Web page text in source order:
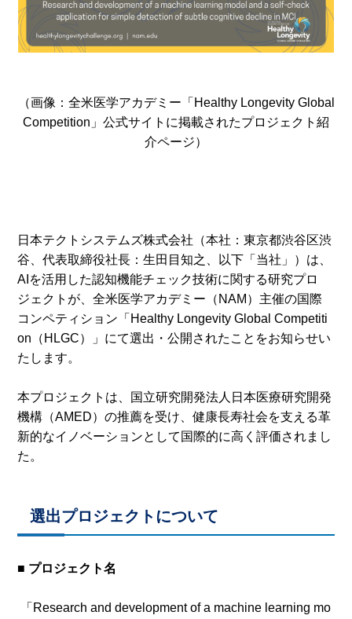
（画像：全米医学アカデミー「Healthy Longevity Global
Competition」公式サイトに掲載されたプロジェクト紹
介ページ）
日本テクトシステムズ株式会社（本社：東京都渋谷区渋
谷、代表取締役社長：生田目知之、以下「当社」）は、
AIを活用した認知機能チェック技術に関する研究プロ
ジェクトが、全米医学アカデミー（NAM）主催の国際
コンペティション「Healthy Longevity Global Competiti
on（HLGC）」にて選出・公開されたことをお知らせい
たします。
本プロジェクトは、国立研究開発法人日本医療研究開発
機構（AMED）の推薦を受け、健康長寿社会を支える革
新的なイノベーションとして国際的に高く評価されまし
た。
選出プロジェクトについて
■ プロジェクト名
「Research and development of a machine learning mo